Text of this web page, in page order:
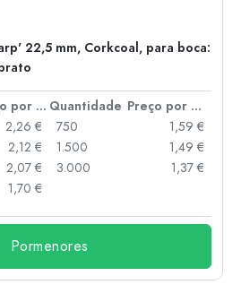
22,5 mm, Corkcoal, para boca:
Preço por peça Quantidade
Preço por peça
2,26 €
2,12 €
2,07 €
1,70 €
750
1,59 €
1.500
1,49 €
3.000
1,37 €
Pormenores